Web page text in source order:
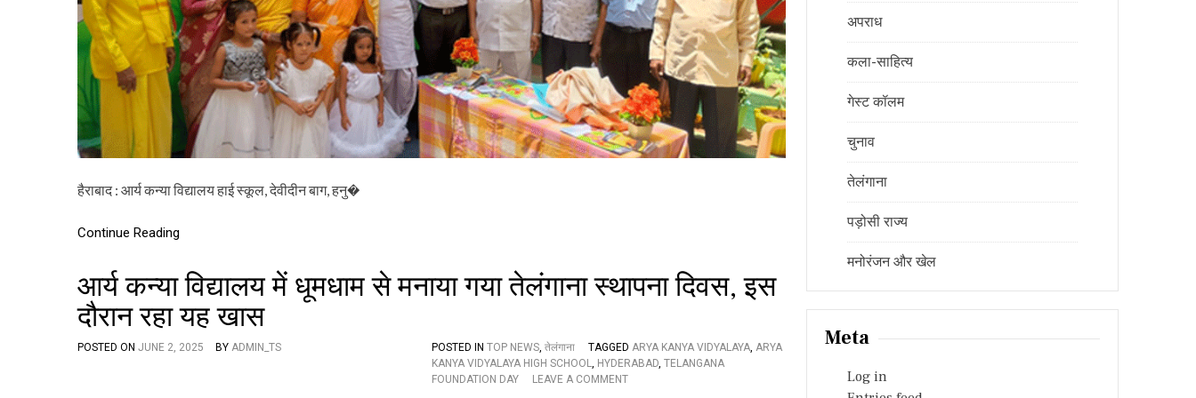
ड़ा
प्रां
ग
ण
’
प्ले
स्कू
ल
का
शु
र
स
जू
ने
दि
हैराबाद : आर्य कन्या विद्यालय हाई स्कूल, देवीदीन बाग, हनु�
Continue Reading
आर्य कन्या विद्यालय में धूमधाम से मनाया गया तेलंगाना स्थापना दिवस, इस
दौरान रहा यह खास
POSTED ON JUNE 2, 2025 BY ADMIN_TS POSTED IN TOP NEWS, तेलंगाना TAGGED ARYA KANYA VIDYALAYA, ARYA
KANYA VIDYALAYA HIGH SCHOOL, HYDERABAD, TELANGANA
FOUNDATION DAY
LEAVE A COMMENTO
अपराध
कला-साहित्य
गेस्ट कॉलम
चुनाव
तेलंगाना
पड़ोसी राज्य
मनोरंजन और खेल
Meta
Log in